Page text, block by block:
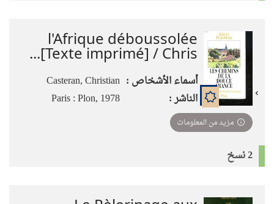
l'Afrique déboussolée
[Texte imprimé] / Chris...
أسماء الأشخاص : Casteran, Christian
الناشر :
Paris : Plon, 1978
مزيد من المعلومات
2 نسخ